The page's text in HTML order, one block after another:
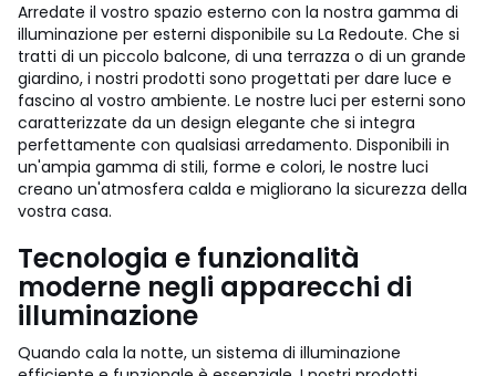
Arredate il vostro spazio esterno con la nostra gamma di
illuminazione per esterni disponibile su La Redoute. Che si
tratti di un piccolo balcone, di una terrazza o di un grande
giardino, i nostri prodotti sono progettati per dare luce e
fascino al vostro ambiente. Le nostre luci per esterni sono
caratterizzate da un design elegante che si integra
perfettamente con qualsiasi arredamento. Disponibili in
un'ampia gamma di stili, forme e colori, le nostre luci
creano un'atmosfera calda e migliorano la sicurezza della
vostra casa.
Tecnologia e funzionalità
moderne negli apparecchi di
illuminazione
Quando cala la notte, un sistema di illuminazione